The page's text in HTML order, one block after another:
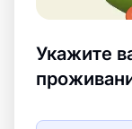
Укажите
Легко
Facebook с
Turbologo.